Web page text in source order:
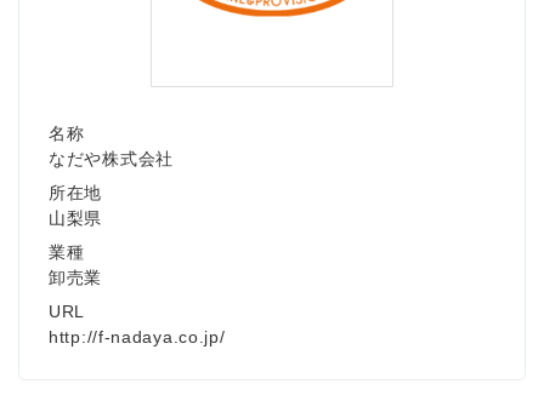
名称
なだや株式会社
所在地
山梨県
業種
卸売業
URL
http://f-nadaya.co.jp/